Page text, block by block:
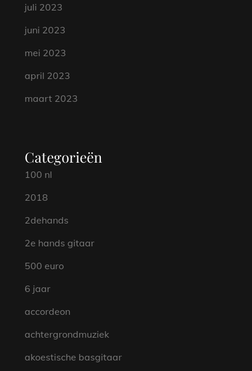
juli 2023
juni 2023
mei 2023
april 2023
maart 2023
Categorieën
100 nl
2018
2dehands
2e hands gitaar
500 euro
6 jaar
accordeon
achtergrondmuziek
akoestische basgitaar